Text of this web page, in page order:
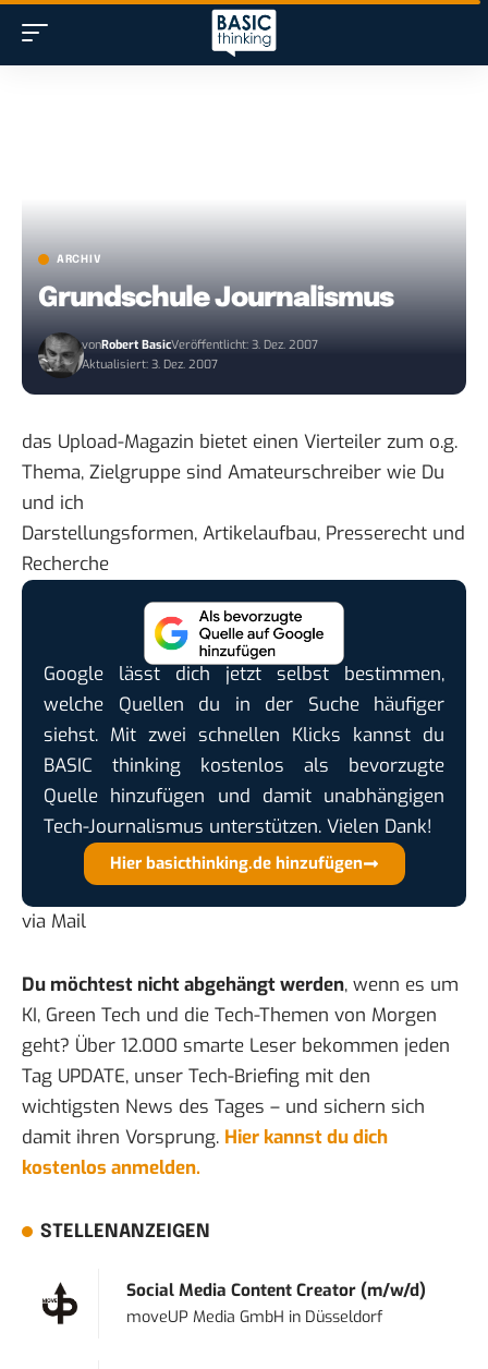
ARCHIV
Grundschule Journalismus
vonRobert BasicVeröffentlicht: 3. Dez. 2007
Aktualisiert: 3. Dez. 2007
das Upload-Magazin bietet einen Vierteiler zum o.g.
Thema, Zielgruppe sind Amateurschreiber wie Du
und ich
Darstellungsformen, Artikelaufbau, Presserecht und
Recherche
Google lässt dich jetzt selbst bestimmen,
welche Quellen du in der Suche häufiger
siehst. Mit zwei schnellen Klicks kannst du
BASIC thinking kostenlos als bevorzugte
Quelle hinzufügen und damit unabhängigen
Tech-Journalismus unterstützen. Vielen Dank!
Hier basicthinking.de hinzufügen
via Mail
Du möchtest nicht abgehängt werden, wenn es um
KI, Green Tech und die Tech-Themen von Morgen
geht? Über 12.000 smarte Leser bekommen jeden
Tag UPDATE, unser Tech-Briefing mit den
wichtigsten News des Tages – und sichern sich
damit ihren Vorsprung. Hier kannst du dich
kostenlos anmelden.
STELLENANZEIGEN
Social Media Content Creator (m/w/d)
moveUP Media GmbH in Düsseldorf